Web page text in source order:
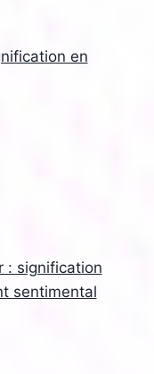
en
: signification
sentimental